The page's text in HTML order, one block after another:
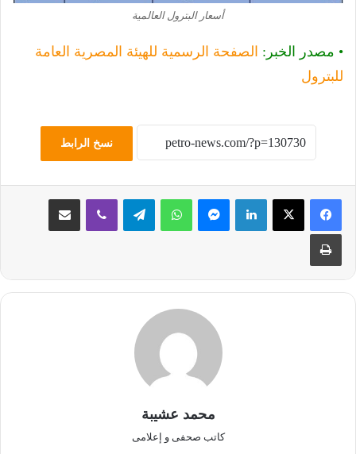
أسعار البترول العالمية
• مصدر الخبر: الصفحة الرسمية للهيئة المصرية العامة
للبترول‏
نسخ الرابط
لينكدإن ماسنجر واتساب تيلقرام ڤايبر مشاركة عبر البريد
طباعة
محمد عشيبة
كاتب صحفى و إعلامى